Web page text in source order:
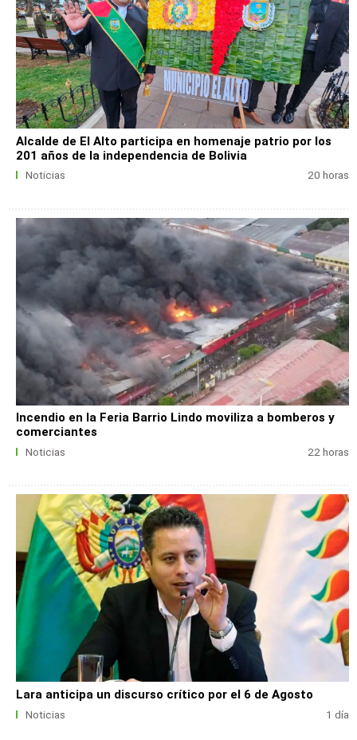
Alcalde de El Alto participa en homenaje patrio por los
201 años de la independencia de Bolivia
Noticias 20 horas
Incendio en la Feria Barrio Lindo moviliza a bomberos y
comerciantes
Noticias 22 horas
Lara anticipa un discurso crítico por el 6 de Agosto
Noticias 1 día